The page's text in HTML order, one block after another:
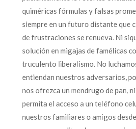
quiméricas fórmulas y falsas
siempre en un futuro distante que
de frustraciones se renueva. Ni
solución en migajas de famélicas
truculento liberalismo. No
entiendan nuestros adversarios,
nos ofrezca un mendrugo de pan,
permita el acceso a un teléfono
nuestros familiares o amigos